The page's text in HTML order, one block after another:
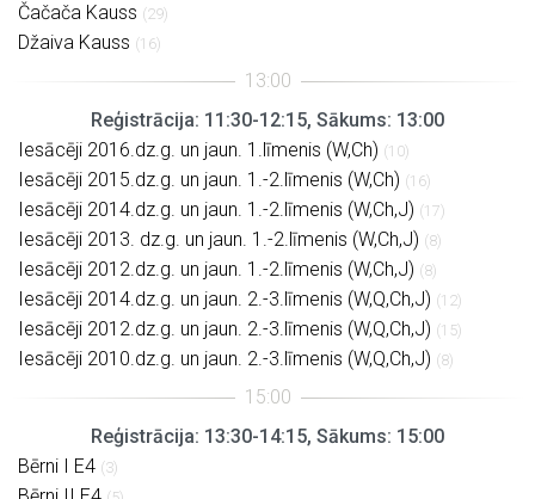
Čačača Kauss (29)
Džaiva Kauss (16)
Reģistrācija: 11:30-12:15, Sākums: 13:00
Iesācēji 2016.dz.g. un jaun. 1.līmenis (W,Ch) (10)
Iesācēji 2015.dz.g. un jaun. 1.-2.līmenis (W,Ch) (16)
Iesācēji 2014.dz.g. un jaun. 1.-2.līmenis (W,Ch,J) (17)
Iesācēji 2013. dz.g. un jaun. 1.-2.līmenis (W,Ch,J) (8)
Iesācēji 2012.dz.g. un jaun. 1.-2.līmenis (W,Ch,J) (8)
Iesācēji 2014.dz.g. un jaun. 2.-3.līmenis (W,Q,Ch,J) (12)
Iesācēji 2012.dz.g. un jaun. 2.-3.līmenis (W,Q,Ch,J) (15)
Iesācēji 2010.dz.g. un jaun. 2.-3.līmenis (W,Q,Ch,J) (8)
Reģistrācija: 13:30-14:15, Sākums: 15:00
Bērni I E4 (3)